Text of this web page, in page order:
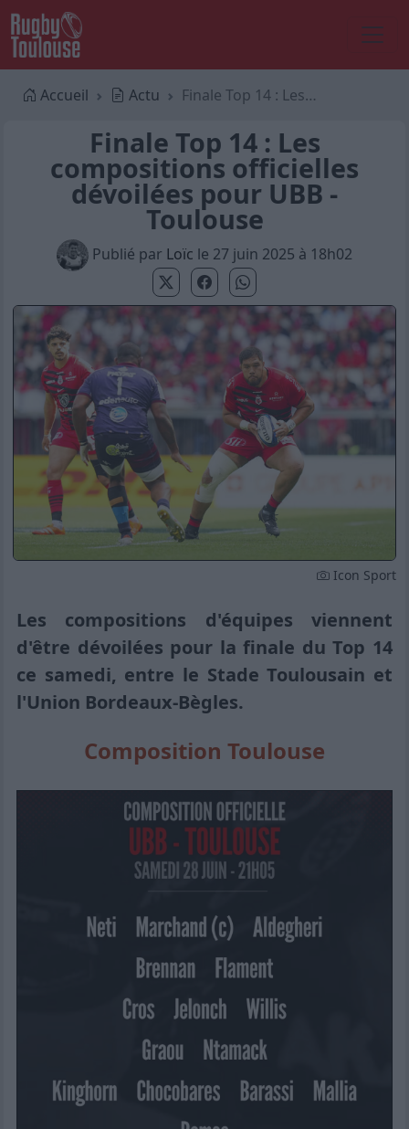
Accueil Actu Finale Top 14 : Les compositions officielles dévoilées pour UBB - Toulouse
Finale Top 14 : Les
compositions officielles
dévoilées pour UBB -
Toulouse
Publié par Loïc le 27 juin 2025 à 18h02
Icon Sport
Les compositions d'équipes viennent
d'être dévoilées pour la finale du Top 14
ce samedi, entre le Stade Toulousain et
l'Union Bordeaux-Bègles.
Composition Toulouse